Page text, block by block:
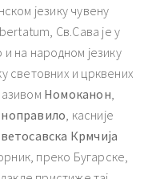
језику чувену
Св.Сава је у
и на народном језику
световних и црквених
Номоканон
, касније
Крмчија
преко Бугарске,